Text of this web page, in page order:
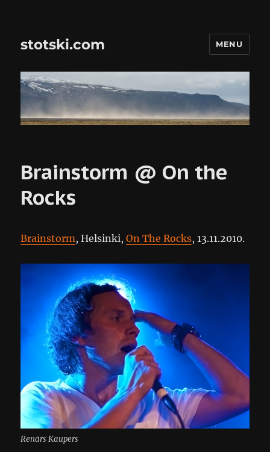
stotski.com MENU
Brainstorm @ On the
Rocks
Brainstorm, Helsinki,On The Rocks, 13.11.2010.
Renārs Kaupers